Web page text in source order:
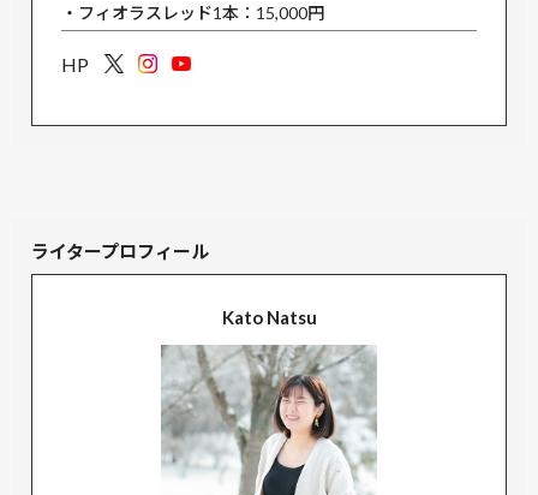
・フィオラスレッド1本：15,000円
HP
ライタープロフィール
Kato Natsu